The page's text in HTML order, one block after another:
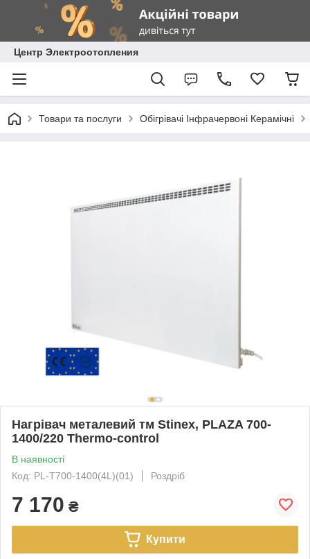
Центр Электроотопления
Товари та послуги Обігрівачі Інфрачервоні Керамічні
Нагрівач металевий тм Stinex, PLAZA 700-
1400/220 Thermo-control
В наявності
Код: PL-T700-1400(4L)(01)
Роздріб
7 170 ₴
Купити